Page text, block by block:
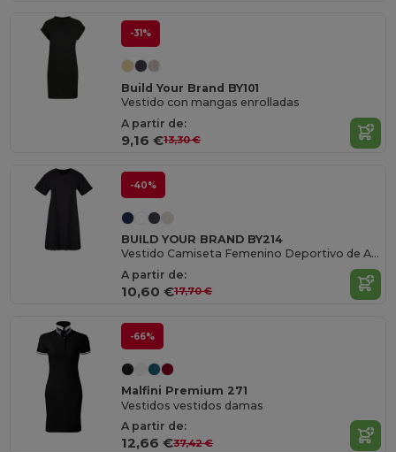
-31%
Build Your Brand BY101
Vestido con mangas enrolladas
A partir de:
9,16 €13,30 €
-40%
BUILD YOUR BRAND BY214
Vestido Camiseta Femenino Deportivo de Algodón
A partir de:
10,60 €17,70 €
-66%
Malfini Premium 271
Vestidos vestidos damas
A partir de:
12,66 €37,42 €